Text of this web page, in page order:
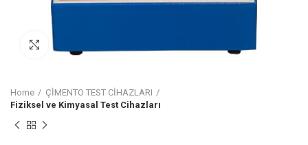
Click to enlarge
Home
ÇİMENTO TEST CİHAZLARI
Fiziksel ve Kimyasal Test Cihazları